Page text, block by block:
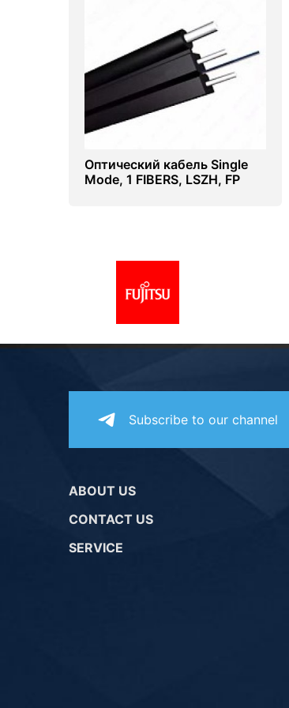
Оптический кабель Single
Mode, 1 FIBERS, LSZH, FP
Subscribe to our channel
ABOUT US
CONTACT US
SERVICE